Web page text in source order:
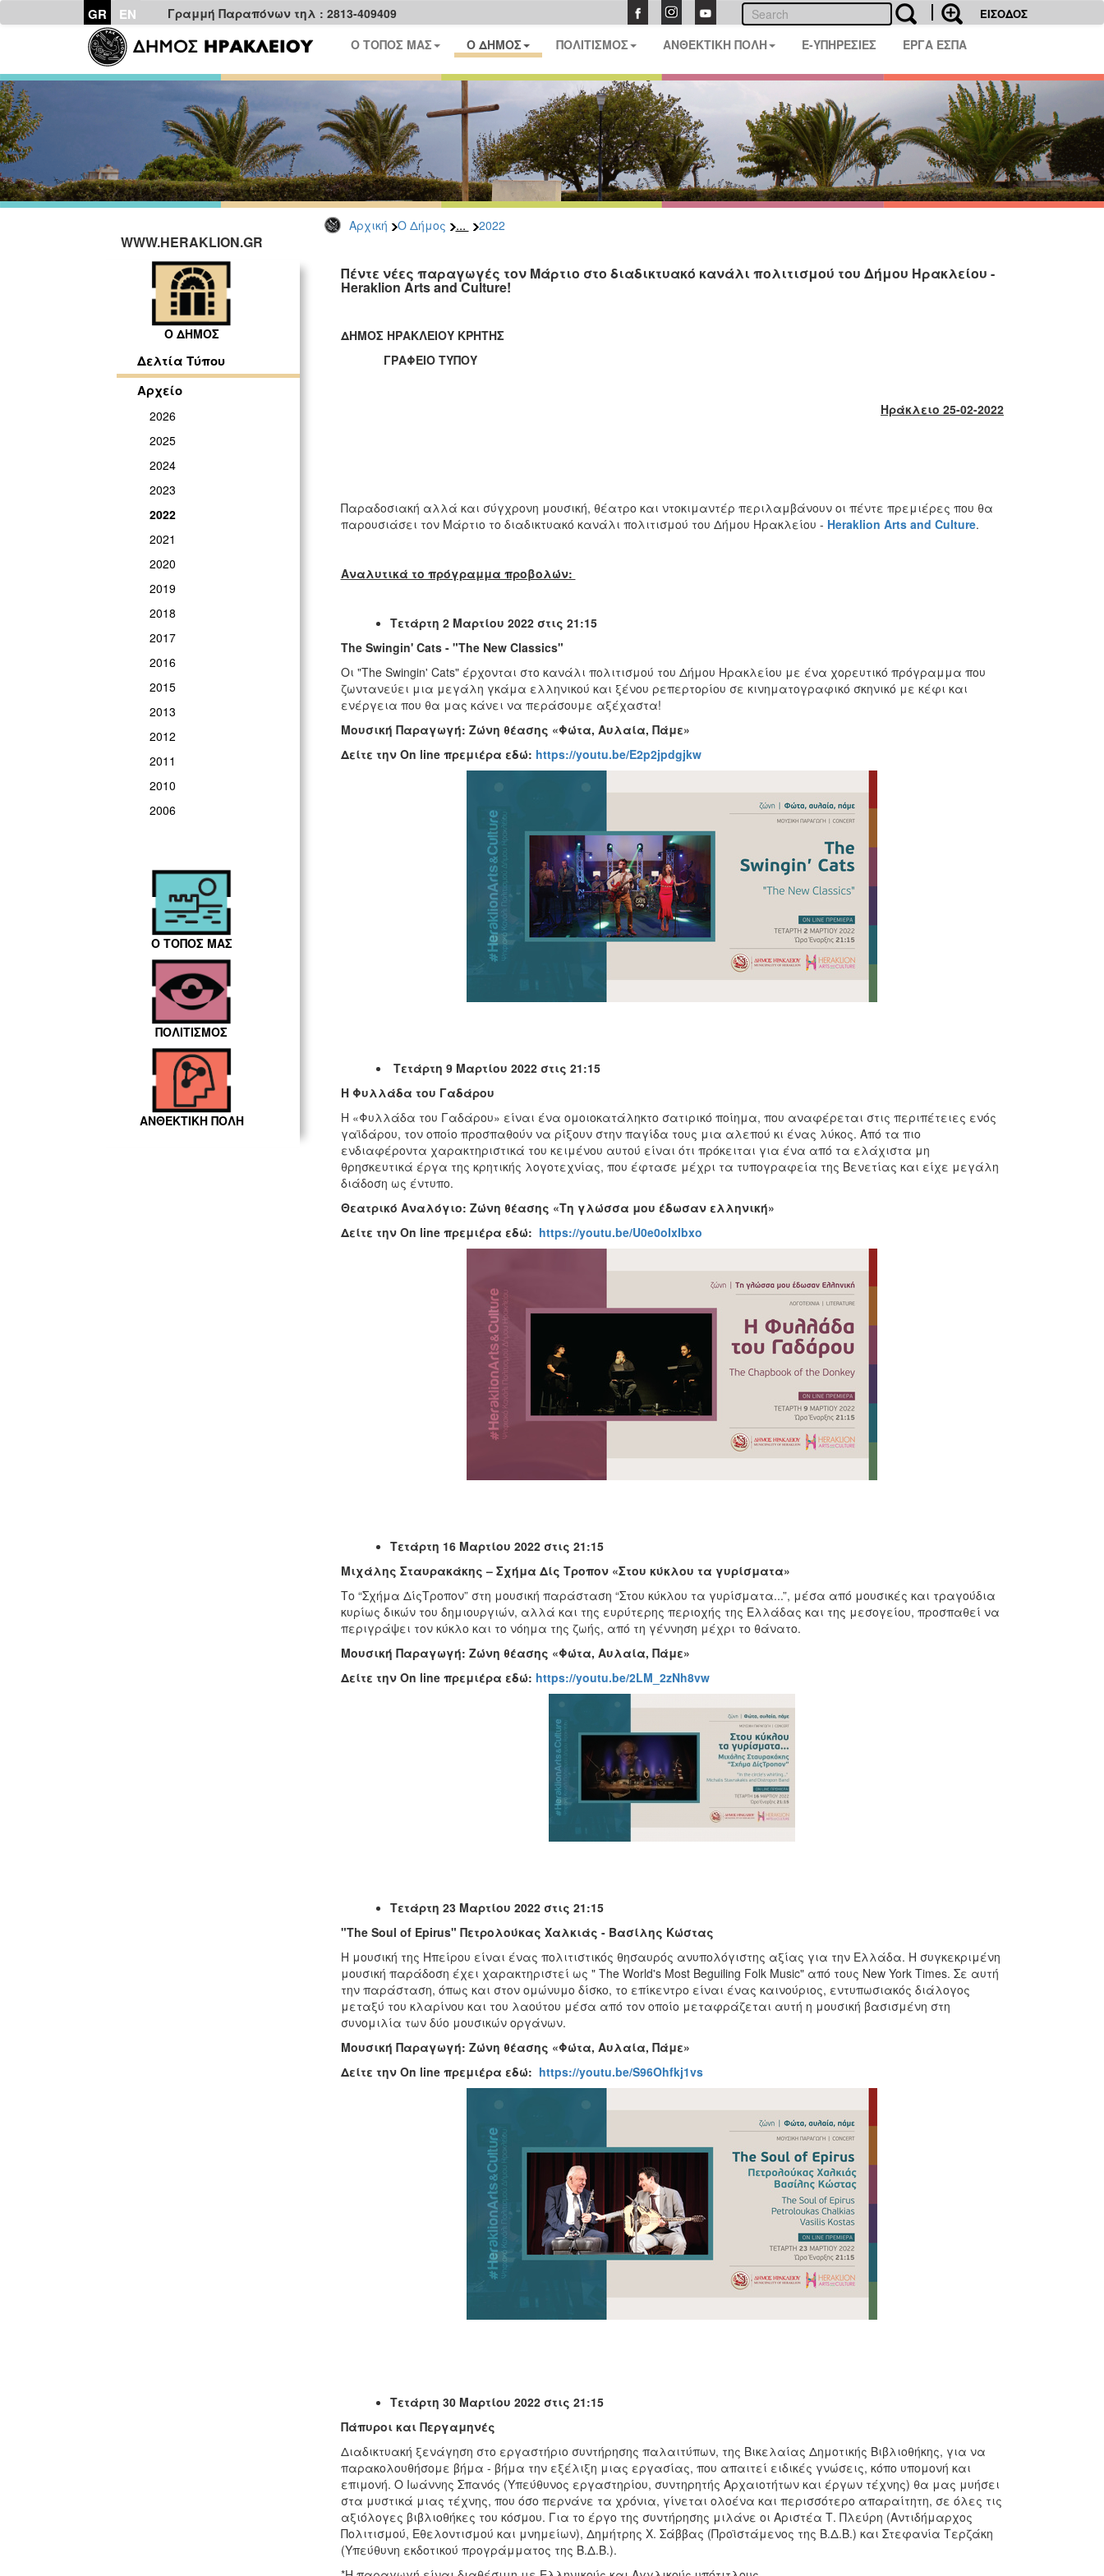
GR EN Γραμμή Παραπόνων τηλ : 2813-409409 ΕΙΣΟΔΟΣ
Ο ΤΟΠΟΣ ΜΑΣ Ο ΔΗΜΟΣ ΠΟΛΙΤΙΣΜΟΣ ΑΝΘΕΚΤΙΚΗ ΠΟΛΗ E-ΥΠΗΡΕΣΙΕΣ ΕΡΓΑ ΕΣΠΑ
Αρχική Ο Δήμος ... 2022
WWW.HERAKLION.GR
Ο ΔΗΜΟΣ
Δελτία Τύπου
Αρχείο
2026
2025
2024
2023
2022
2021
2020
2019
2018
2017
2016
2015
2013
2012
2011
2010
2006
Ο ΤΟΠΟΣ ΜΑΣ
ΠΟΛΙΤΙΣΜΟΣ
ΑΝΘΕΚΤΙΚΗ ΠΟΛΗ
Πέντε νέες παραγωγές τον Μάρτιο στο διαδικτυακό κανάλι πολιτισμού του Δήμου Ηρακλείου -
Heraklion Arts and Culture!
ΔΗΜΟΣ ΗΡΑΚΛΕΙΟΥ ΚΡΗΤΗΣ
ΓΡΑΦΕΙΟ ΤΥΠΟΥ
Ηράκλειο 25-02-2022
Παραδοσιακή αλλά και σύγχρονη μουσική, θέατρο και ντοκιμαντέρ περιλαμβάνουν οι πέντε πρεμιέρες που θα
παρουσιάσει τον Μάρτιο το διαδικτυακό κανάλι πολιτισμού του Δήμου Ηρακλείου - Heraklion Arts and Culture.
Αναλυτικά το πρόγραμμα προβολών:
Τετάρτη 2 Μαρτίου 2022 στις 21:15
The Swingin' Cats - "The New Classics"
Οι "The Swingin' Cats" έρχονται στο κανάλι πολιτισμού του Δήμου Ηρακλείου με ένα χορευτικό πρόγραμμα που
ζωντανεύει μια μεγάλη γκάμα ελληνικού και ξένου ρεπερτορίου σε κινηματογραφικό σκηνικό με κέφι και
ενέργεια που θα μας κάνει να περάσουμε αξέχαστα!
Μουσική Παραγωγή: Ζώνη θέασης «Φώτα, Αυλαία, Πάμε»
Δείτε την On lineπρεμιέρα εδώ: https://youtu.be/E2p2jpdgjkw
Τετάρτη 9 Μαρτίου 2022 στις 21:15
Η Φυλλάδα του Γαδάρου
Η «Φυλλάδα του Γαδάρου» είναι ένα ομοιοκατάληκτο σατιρικό ποίημα, που αναφέρεται στις περιπέτειες ενός
γαϊδάρου, τον οποίο προσπαθούν να ρίξουν στην παγίδα τους μια αλεπού κι ένας λύκος. Από τα πιο
ενδιαφέροντα χαρακτηριστικά του κειμένου αυτού είναι ότι πρόκειται για ένα από τα ελάχιστα μη
θρησκευτικά έργα της κρητικής λογοτεχνίας, που έφτασε μέχρι τα τυπογραφεία της Βενετίας και είχε μεγάλη
διάδοση ως έντυπο.
Θεατρικό Αναλόγιο: Ζώνη θέασης «Τη γλώσσα μου έδωσαν ελληνική»
Δείτε την On lineπρεμιέρα εδώ: https://youtu.be/U0e0oIxIbxo
Τετάρτη 16 Μαρτίου 2022 στις 21:15
Μιχάλης Σταυρακάκης – Σχήμα Δίς Τροπον «Στου κύκλου τα γυρίσματα»
Το “Σχήμα ΔίςΤροπον” στη μουσική παράσταση “Στου κύκλου τα γυρίσματα...”, μέσα από μουσικές και τραγούδια
κυρίως δικών του δημιουργιών, αλλά και της ευρύτερης περιοχής της Ελλάδας και της μεσογείου, προσπαθεί να
περιγράψει τον κύκλο και το νόημα της ζωής, από τη γέννηση μέχρι το θάνατο.
Μουσική Παραγωγή: Ζώνη θέασης «Φώτα, Αυλαία, Πάμε»
Δείτε την On lineπρεμιέρα εδώ: https://youtu.be/2LM_2zNh8vw
Τετάρτη 23 Μαρτίου 2022 στις 21:15
"The Soul of Epirus" Πετρολούκας Χαλκιάς - Βασίλης Κώστας
H μουσική της Ηπείρου είναι ένας πολιτιστικός θησαυρός ανυπολόγιστης αξίας για την Ελλάδα. Η συγκεκριμένη
μουσική παράδοση έχει χαρακτηριστεί ως " The World's Most Beguiling Folk Music" από τους New York Times. Σε αυτή
την παράσταση, όπως και στον ομώνυμο δίσκο, το επίκεντρο είναι ένας καινούριος, εντυπωσιακός διάλογος
μεταξύ του κλαρίνου και του λαούτου μέσα από τον οποίο μεταφράζεται αυτή η μουσική βασισμένη στη
συνομιλία των δύο μουσικών οργάνων.
Μουσική Παραγωγή: Ζώνη θέασης «Φώτα, Αυλαία, Πάμε»
Δείτε την On lineπρεμιέρα εδώ: https://youtu.be/S96Ohfkj1vs
Τετάρτη 30 Μαρτίου 2022 στις 21:15
Πάπυροι και Περγαμηνές
Διαδικτυακή ξενάγηση στο εργαστήριο συντήρησης παλαιτύπων, της Βικελαίας Δημοτικής Βιβλιοθήκης, για να
παρακολουθήσομε βήμα - βήμα την εξέλιξη μιας εργασίας, που απαιτεί ειδικές γνώσεις, κόπο υπομονή και
επιμονή. Ο Ιωάννης Σπανός (Υπεύθυνος εργαστηρίου, συντηρητής Αρχαιοτήτων και έργων τέχνης) θα μας μυήσει
στα μυστικά μιας τέχνης, που όσο περνάνε τα χρόνια, γίνεται ολοένα και περισσότερο απαραίτητη, σε όλες τις
αξιόλογες βιβλιοθήκες του κόσμου. Για το έργο της συντήρησης μιλάνε οι Αριστέα Τ. Πλεύρη (Αντιδήμαρχος
Πολιτισμού, Εθελοντισμού και μνημείων), Δημήτρης Χ. Σάββας (Προϊστάμενος της Β.Δ.Β.) και Στεφανία Τερζάκη
(Υπεύθυνη εκδοτικού προγράμματος της Β.Δ.Β.).